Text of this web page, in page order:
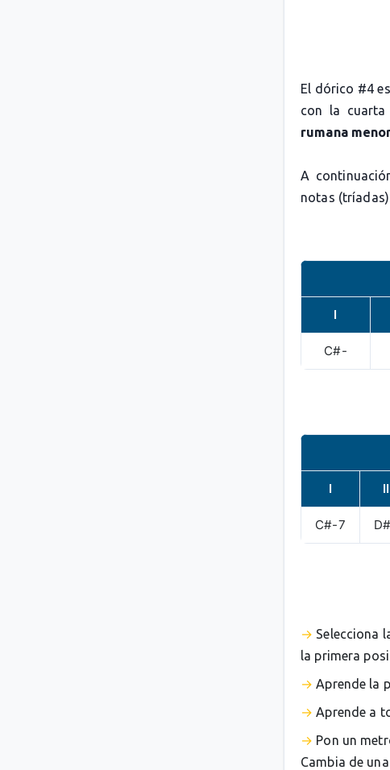
El dórico #4
con la
rumana
A
notas
I
C#-
I II
C#-7
Selecciona
la primera
Aprende la
Aprende a
Pon un
Cambia de